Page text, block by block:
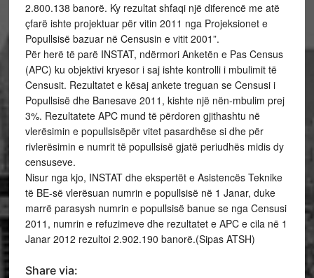
2.800.138 banorë. Ky rezultat shfaqi një diferencë me atë
çfarë ishte projektuar për vitin 2011 nga Projeksionet e
Popullsisë bazuar në Censusin e vitit 2001”.
Për herë të parë INSTAT, ndërmori Anketën e Pas Census
(APC) ku objektivi kryesor i saj ishte kontrolli i mbulimit të
Censusit. Rezultatet e kësaj ankete treguan se Censusi i
Popullsisë dhe Banesave 2011, kishte një nën-mbulim prej
3%. Rezultatete APC mund të përdoren gjithashtu në
vlerësimin e popullsisëpër vitet pasardhëse si dhe për
rivlerësimin e numrit të popullsisë gjatë periudhës midis dy
censuseve.
Nisur nga kjo, INSTAT dhe ekspertët e Asistencës Teknike
të BE-së vlerësuan numrin e popullsisë në 1 Janar, duke
marrë parasysh numrin e popullsisë banue se nga Censusi
2011, numrin e refuzimeve dhe rezultatet e APC e cila në 1
Janar 2012 rezultoi 2.902.190 banorë.(Sipas ATSH)
Share via: